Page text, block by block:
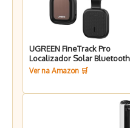
UGREEN FineTrack Pro
Localizador Solar Bluetooth
Ver na Amazon 🛒